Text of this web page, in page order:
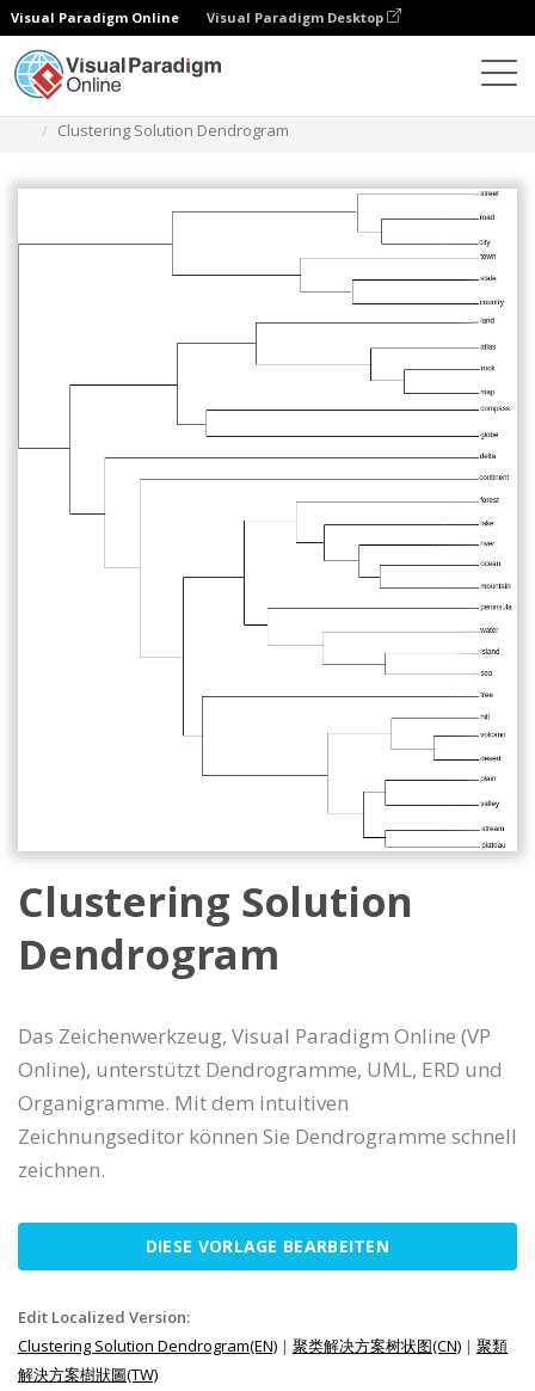
Visual Paradigm Online Visual Paradigm Desktop
Clustering Solution Dendrogram
Clustering Solution
Dendrogram
Das Zeichenwerkzeug, Visual Paradigm Online (VP
Online), unterstützt Dendrogramme, UML, ERD und
Organigramme. Mit dem intuitiven
Zeichnungseditor können Sie Dendrogramme schnell
zeichnen.
DIESE VORLAGE BEARBEITEN
Edit Localized Version:
Clustering Solution Dendrogram(EN) | 聚类解决方案树状图(CN) | 聚類
解決方案樹狀圖(TW)